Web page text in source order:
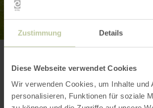
Zustimmung Details
Diese Webseite verwendet Cookies
Wir verwenden Cookies, um Inhalte und
personalisieren, Funktionen für soziale
Kontakt